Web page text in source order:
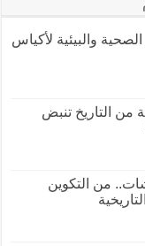
والبيئية لأكياس
من التاريخ تنبض
من التكوين